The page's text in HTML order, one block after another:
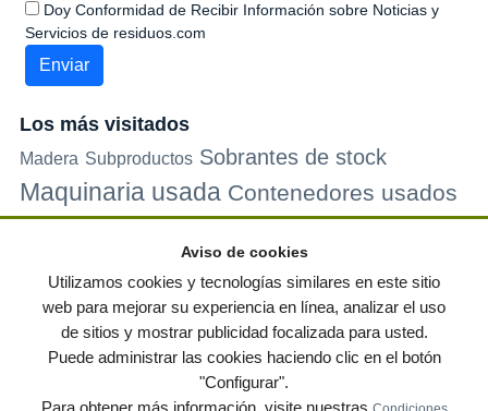
Doy Conformidad de Recibir Información sobre Noticias y
Servicios de residuos.com
Los más visitados
Madera Subproductos Sobrantes de stock
Maquinaria usada Contenedores usados
Palets de plastico Electrodomesticos
© residuos.com - Todos los derechos reservados Política de privacidad
Condiciones de uso|Contacto|Editores| Mapa web|Preguntas frecuentes
Publica tus anuncios gratis!
Aviso de cookies
Utilizamos cookies y tecnologías similares en este sitio
web para mejorar su experiencia en línea, analizar el uso
de sitios y mostrar publicidad focalizada para usted.
Puede administrar las cookies haciendo clic en el botón
"Configurar".
Para obtener más información, visite nuestras